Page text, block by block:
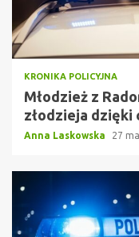
KRONIKA POLICYJNA
Młodzież z
złodzieja dzięki
Anna Laskowska 27